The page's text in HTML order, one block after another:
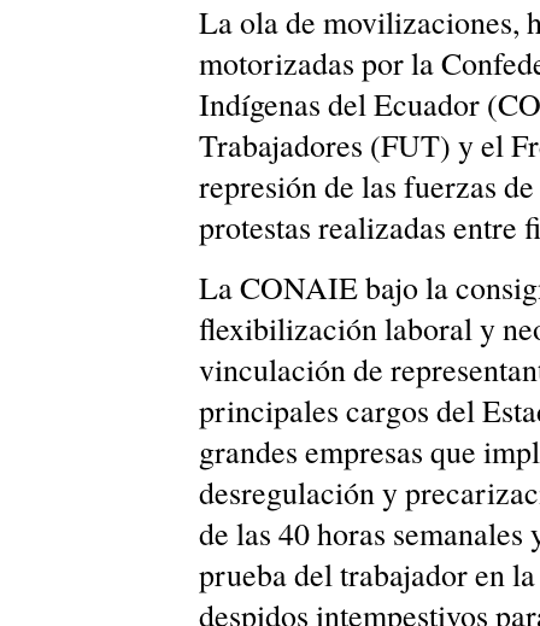
La ola de movilizaciones,
motorizadas por la
Indígenas del Ecuador
Trabajadores (FUT) y el
represión de las fuerzas
protestas realizadas entre
La CONAIE bajo la
flexibilización laboral y
vinculación de
principales cargos del
grandes empresas que
desregulación y
de las 40 horas
prueba del trabajador en
despidos intempestivos